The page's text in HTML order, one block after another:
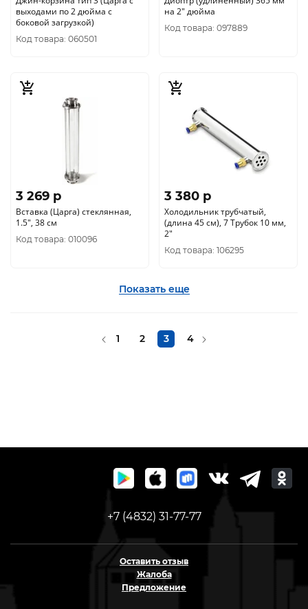
выходами по 2 дюйма с
боковой загрузкой)
Код товара: 060501
на 2" дюйма
Код товара: 097889
3 269 p
Вставка (Царга) стеклянная,
1.5", 38 см
Код товара: 010096
3 380 p
Холодильник трубчатый,
(длина 45 см), 7 Трубок 10 мм,
2"
Код товара: 106295
Показать еще
1 2 3 4
+7 (4832) 31-77-77
Оставить отзыв
Жалоба
Предложение